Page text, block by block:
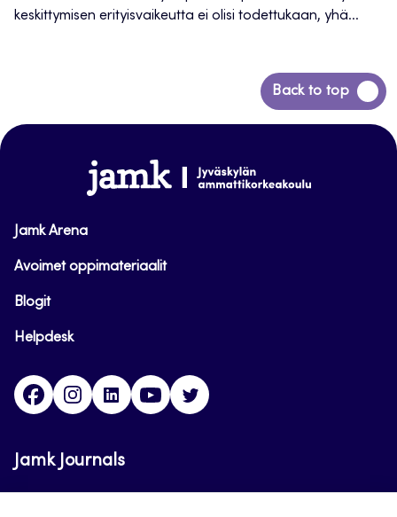
keskittymisen erityisvaikeutta ei olisi todettukaan, yhä...
Back to top
Siirry
takaisin
www.jamk.fi
Jamk Arena
Avoimet oppimateriaalit
Blogit
Helpdesk
FacebookInstagram
LinkedInYoutube
Jamk Journals